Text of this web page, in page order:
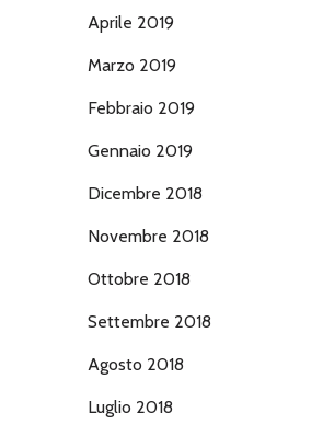
Aprile 2019
Marzo 2019
Febbraio 2019
Gennaio 2019
Dicembre 2018
Novembre 2018
Ottobre 2018
Settembre 2018
Agosto 2018
Luglio 2018